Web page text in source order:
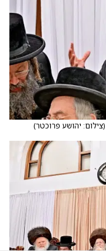
(צילום: יהושע פרוכטר)